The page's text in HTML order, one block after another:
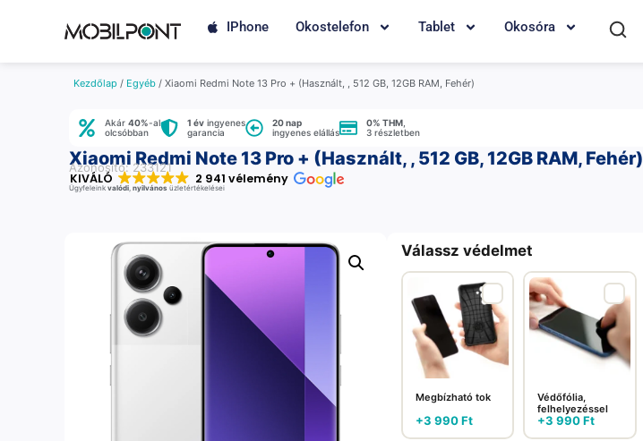
IPhone Okostelefon Tablet Okosóra
Kezdőlap / Egyéb / Xiaomi Redmi Note 13 Pro + (Használt, , 512 GB, 12GB RAM, Fehér)
Akár 40%-al
olcsóbban
1 év ingyenes
garancia
20 nap
ingyenes elállás
0% THM
3 részletben
Xiaomi Redmi Note 13 Pro + (Használt, , 512 GB, 12GB RAM, Fehér)
Azonosító: 233121
KIVÁLÓ 2 941 vélemény
Ügyfeleink valódi, nyilvános üzletértékelései
Válassz védelmet
Megbízható tok
+3 990Ft
Védőfólia,
felhelyezéssel
+3 990Ft